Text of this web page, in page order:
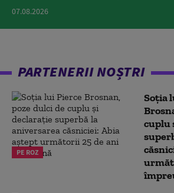
07.08.2026
PARTENERII NOȘTRI
PE ROZ
Soția
cuplu